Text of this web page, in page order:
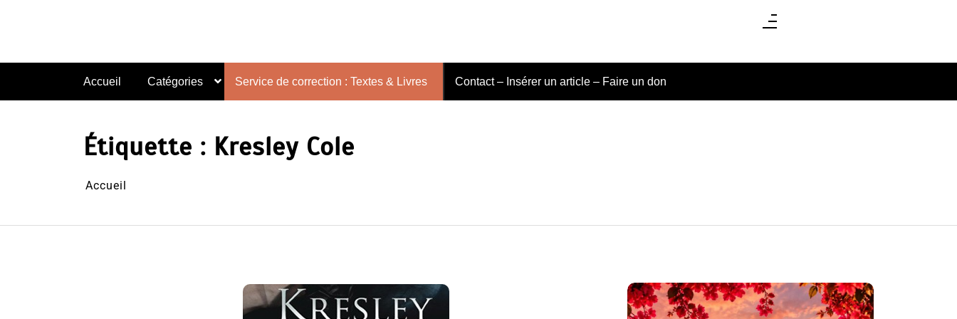
Accueil Catégories Service de correction : Textes & Livres Contact – Insérer un article – Faire un don
Étiquette : Kresley Cole
Accueil